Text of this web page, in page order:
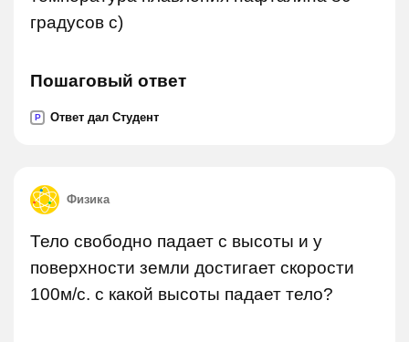
градусов с)
Пошаговый ответ
P Ответ дал Студент
Физика
Тело свободно падает с высоты и у
поверхности земли достигает скорости
100м/c. с какой высоты падает тело?